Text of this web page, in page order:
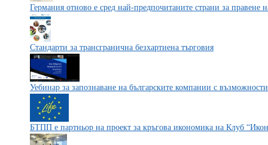
Германия отново е сред най-предпочитаните страни за правене
Стандарти за трансгранична безхартиена търговия
Уебинар за запознаване на българските компании с
БТПП е партньор на проект за кръгова икономика на Клуб